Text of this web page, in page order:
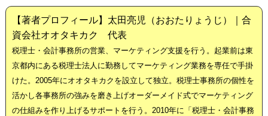
【著者プロフィール】太田亮児（おおたりょうじ）｜合
資会社オオタキカク 代表
税理士・会計事務所の営業、マーケティング支援を行う。起業前は東
京都内にある税理士法人に勤務してマーケティング業務を専任で手掛
けた。2005年にオオタキカクを設立して独立。税理士事務所の個性を
活かし各事務所の強みを磨き上げオーダーメイド式でマーケティング
の仕組みを作り上げるサポートを行う。2010年に「税理士・会計事務